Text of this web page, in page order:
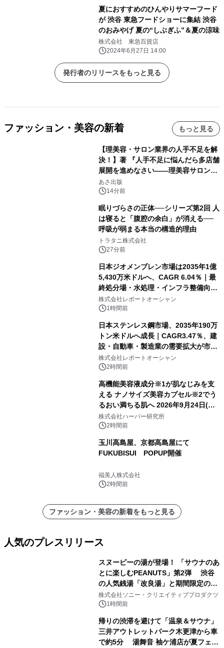
夏におすすめのひんやりサマーフード
が 渋谷 東急フードショーに集結 渋谷
のおみやげ 夏の“しぶぎふ”＆夏の涼味
株式会社 東急百貨店
2024年6月27日 14:00
発行者のリリースをもっと見る
ファッション・美容の新着 もっと見る
【理美容・サロン業界の人手不足を解
決！】著 『人手不足に悩んだら多店舗
展開を進めなさい――理美容サロン
「多店舗展開」の教科書』2026年8月
24日（月）発売
あさ出版
14分前
眠りづらさの正体──シリーズ第2回 人
は寝ると「腹腔の余白」が消える──
呼吸が弱まる本当の構造的理由
トラタニ株式会社
27分前
日本ジオメンブレン市場は2035年1億
5,430万米ドルへ、CAGR 6.04％｜最
終処分場・水処理・インフラ整備向け
需要拡大
株式会社レポートオーシャン
1時間前
日本ステンレス鋼市場、2035年190万
トン米ドルへ成長｜CAGR3.47％、建
設・自動車・製造業の需要拡大が市場
を牽引
株式会社レポートオーシャン
2時間前
高機能美容液成分※1が肌なじみを支
える ナノサイズ美容カプセル※2でう
るおい満ちる肌へ 2026年9月24日(木)
よりリニューアル新発売 『ディープモ
イストセラム』
株式会社ハーバー研究所
2時間前
玉川高島屋、京都高島屋にて
FUKUBISUI POPUP開催
福美人株式会社
2時間前
ファッション・美容の新着をもっと見る
人気のプレスリリース
スヌーピーの湯が登場！ 「サウナのあ
とに楽しむPEANUTS」第2弾 渋谷
の人気銭湯「改良湯」と期間限定のコ
ラボレーション サウナイキタイコラ
ボグッズも発売決定！
株式会社ソニー・クリエイティブプロダクツ
1時間前
帰りの渋滞を避けて「温泉＆サウナ」
三井アウトレットパーク木更津から車
で約5分 湯舞音 袖ケ浦店が夏フェア